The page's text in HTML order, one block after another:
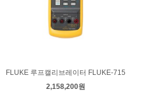
FLUKE 루프캘리브레이터 FLUKE-715
2,158,200원